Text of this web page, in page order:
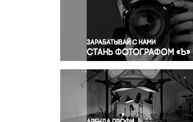
Политика
Правосудие
Происшествия и конфликты
Религия
Светская жизнь
Спорт
Экология
Экономика и бизнес